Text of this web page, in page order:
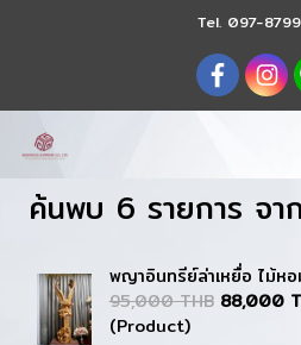
Tel. 097-
ค้นพบ 6 รายการ จา
พญาอินทรีย์ล่าเหยื่อ ไม้ห
95,000 THB 88,000
(Product)